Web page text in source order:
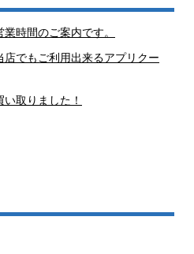
時間のご案内です。
店でもご利用出来るアプリクー
取りました！